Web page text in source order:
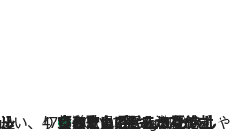
47都道府県の手みやげ ひんやりスイーツで夏を満喫
10 Hours Ago
【和歌山県】この夏絶対食べたい 冷やしておいしいおやつ3選 みかんがごろっと丸ごと入ったジュレ